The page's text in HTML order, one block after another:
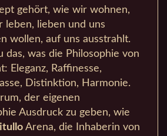
gehört, wie wir wohnen,
leben, lieben und uns
wollen, auf uns ausstrahlt.
das, was die Philosophie von
Eleganz, Raffinesse,
Distinktion, Harmonie.
der eigenen
Ausdruck zu geben, wie
Arena, die Inhaberin von